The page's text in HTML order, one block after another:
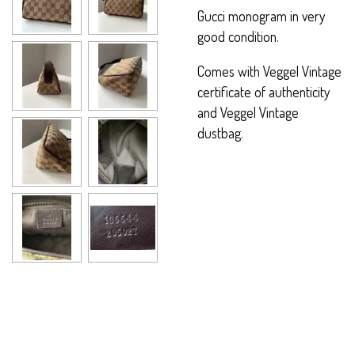
Gucci monogram in very
good condition.
Comes with Veggel Vintage
certificate of authenticity
and Veggel Vintage
dustbag.